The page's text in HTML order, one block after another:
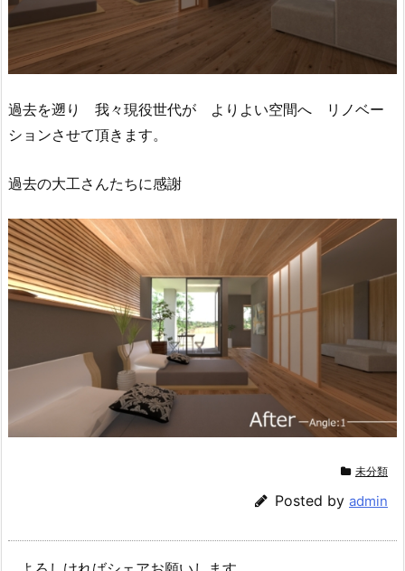
過去を遡り 我々現役世代が よりよい空間へ リノベー
ションさせて頂きます。
過去の大工さんたちに感謝
未分類
Posted by admin